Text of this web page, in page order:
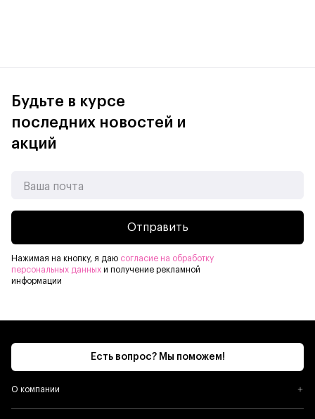
Продвинутые технологии для изящных линий
Apple Pencil оснащён множеством передовых технологий,
Будьте в курсе
последних новостей и
акций
Отправить
Нажимая на кнопку, я даю согласие на обработку
персональных данных и получение рекламной
информации
Есть вопрос? Мы поможем!
О компании